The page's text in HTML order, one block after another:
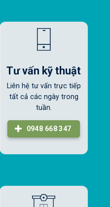
Tư vấn kỹ thuật
Liên hệ tư vấn trực tiếp
tất cả các ngày trong
tuần.
0948 668 347